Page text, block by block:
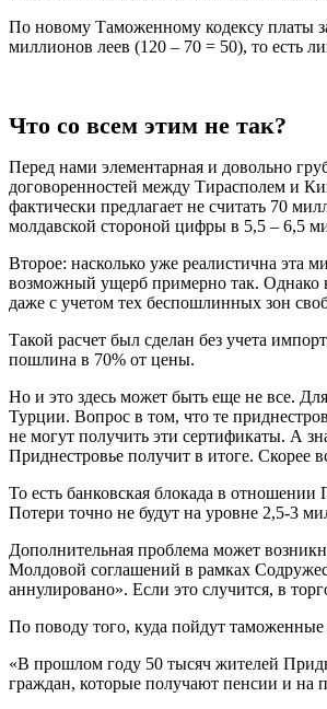
По новому Таможенному кодексу платы
миллионов леев (120 – 70 = 50), то есть
Что со всем этим не так?
Перед нами элементарная и довольно
договоренностей между Тирасполем и
фактически предлагает не считать 70
молдавской стороной цифры в 5,5 – 6,5
Второе: насколько уже реалистична эта
возможный ущерб примерно так. Однако
даже с учетом тех беспошлинных зон
Такой расчет был сделан без учета
пошлина в 70% от цены.
Но и это здесь может быть еще не все.
Турции. Вопрос в том, что те
не могут получить эти сертификаты. А
Приднестровье получит в итоге. Скорее
То есть банковская блокада в
Потери точно не будут на уровне 2,5-3
Дополнительная проблема может
Молдовой соглашений в рамках
аннулировано». Если это случится, в
По поводу того, куда пойдут
«В прошлом году 50 тысяч жителей
граждан, которые получают пенсии и на